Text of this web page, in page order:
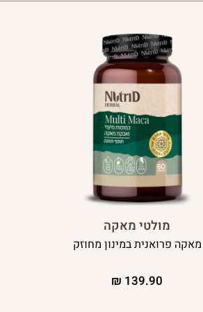
מולטי מאקה
מאקה פרואנית במינון מחוזק
139.90
₪